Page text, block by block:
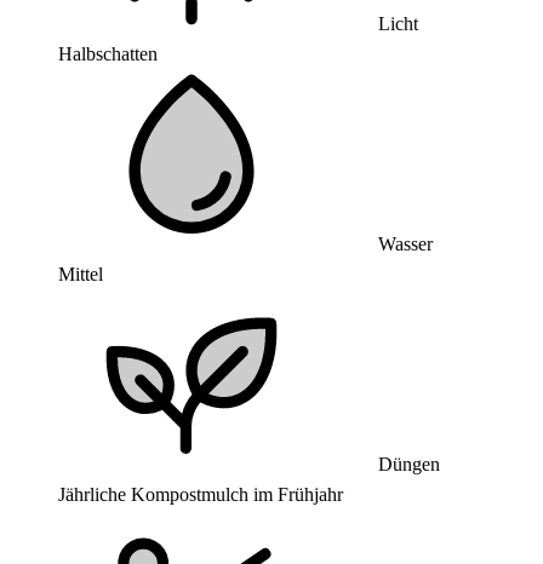
Licht
Halbschatten
Wasser
Mittel
Düngen
Jährliche Kompostmulch im Frühjahr